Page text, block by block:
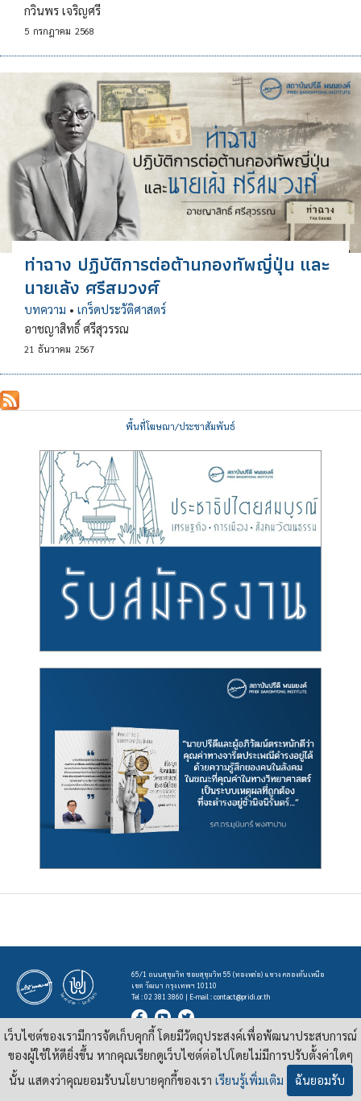
กวินพร เจริญศรี
5 กรกฎาคม 2568
ท่าฉาง ปฏิบัติการต่อต้านกองทัพญี่ปุ่น และ
นายเล้ง ศรีสมวงศ์
บทความ • เกร็ดประวัติศาสตร์
อาชญาสิทธิ์ ศรีสุวรรณ
21 ธันวาคม 2567
พื้นที่โฆษณา/ประชาสัมพันธ์
65/1 ถนนสุขุมวิท ซอยสุขุมวิท 55 (ทองหล่อ) แขวง คลองตันเหนือ
เขต วัฒนา กรุงเทพฯ 10110
Tel : 02 381 3860 | E-mail :contact@pridi.or.th
บทความ รูปภาพ และสื่ออื่นๆ ที่มีสัญลักษณ์ของสถาบันปรีดี พนมยงค์ ในเว็บไซต์https://pridi.or.th
เผยแพร่ภายใต้สัญญาอนุญาตครีเอทีฟคอมมอนส์แบบแสดงที่มา-ไม่ใช่เชิงพาณิชย์ 4.0 สากล
เว็บไซต์ของเรามีการจัดเก็บคุกกี้ โดยมีวัตถุประสงค์เพื่อพัฒนาประสบการณ์
ของผู้ใช้ให้ดียิ่งขึ้น หากคุณเรียกดูเว็บไซต์ต่อไปโดยไม่มีการปรับตั้งค่าใดๆ
นั้น แสดงว่าคุณยอมรับนโยบายคุกกี้ของเรา เรียนรู้เพิ่มเติม ฉันยอมรับ